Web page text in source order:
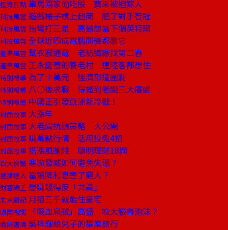
投資焦點 辜馬兩家偷吃股 寶來被迫嫁人
科技風雲 遊戲橘子槓上超商 肥了對手智冠
科技風雲 拐彎打三星 高通想當下個英特爾
科技風雲 全球近四成電腦開機都靠它
產業風雲 幫衣服通電 老紡織廠找第二春
產業風雲 王永慶蓋的養老村 連陸客都想住
特別報導 為了十萬元 經濟部遭圍剿
特別報導 八○後求職 得搔到老闆三大癢處
特別報導 中國正引發亞洲新冷戰！
封面故事 大漲年
封面故事 大老闆抗漲策略 大公開
封面故事 賺萬點行情 活用狡兔4招
封面故事 搭漲風賺錢 聰明理財18問
百大良醫 寒流發威如何避免失溫？
經濟達人 當鋪降利息害了窮人？
財富線上 想賺錢得反「共識」
北京週記 月租三千就能住豪宅
國際視窗 「吸血烏賊」高盛 吹大臉書泡沫？
商周書摘 吳祥輝給兒子的畢業旅行